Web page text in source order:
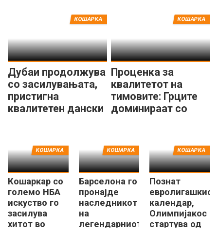
Дубаи продолжува
со засилувањата,
пристигна
квалитетен дански
КОШАРКА
Проценка за
квалитетот на
тимовите: Грците
доминираат со
КОШАРКА
Кошаркар со
големо НБА
искуство го
засилува
хитот во
КОШАРКА
Барселона го
пронајде
наследникот
на
легендарниот
КОШАРКА
Познат
евролигашкиот
календар,
Олимпијакос
стартува од
КОШАРКА